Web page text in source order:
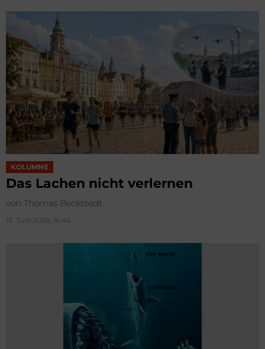
KOLUMNE
Das Lachen nicht verlernen
von Thomas Beckstedt
15. Juni 2026, 16:46